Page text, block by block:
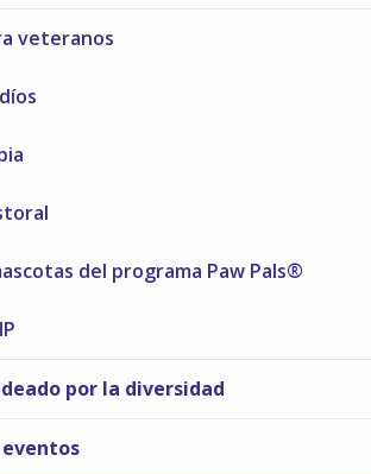
veteranos
del programa Paw Pals®
por la diversidad